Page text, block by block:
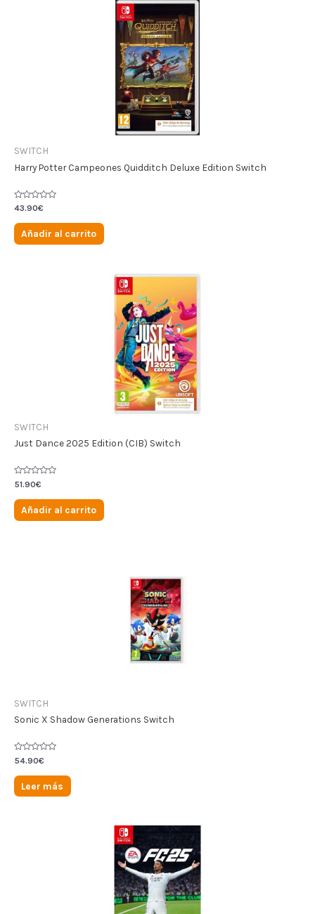
SWITCH
Harry Potter Campeones Quidditch Deluxe Edition Switch
Valorado
0
de
43.90€
Añadir al carrito
SWITCH
Just Dance 2025 Edition (CIB) Switch
Valorado
en
0
de
51.90€
Añadir al carrito
SWITCH
Sonic X Shadow Generations Switch
Valorado
en
0
de
54.90€
Leer más